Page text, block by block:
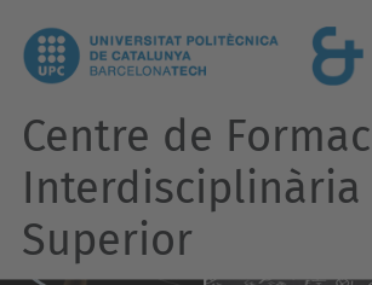
Centre de
Interdisciplinària
Superior